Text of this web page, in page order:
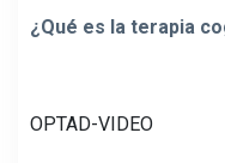
¿Qué es la terapia
OPTAD-VIDEO